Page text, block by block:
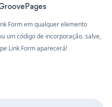
Form em qualquer elemento
um código de incorporação. salve,
Link Form aparecerá!